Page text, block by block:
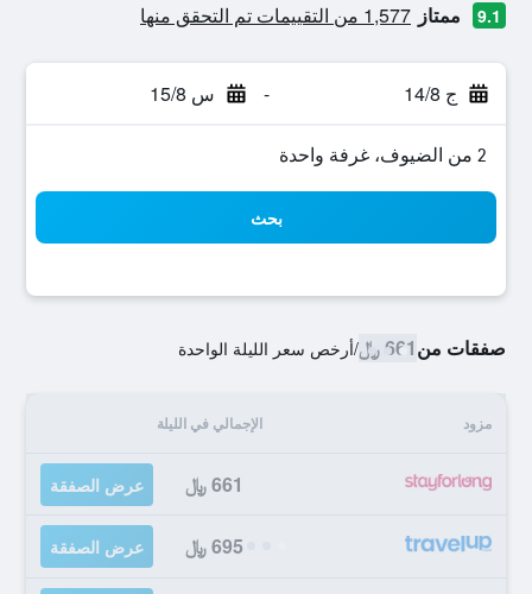
9.1 ممتاز 1,577 من التقييمات تم التحقق منها
ج 14/8 - س 15/8
2 من الضيوف، غرفة واحدة
بحث
صفقات من661 ﷼ /أرخص سعر الليلة الواحدة
مزود الإجمالي في الليلة
661 ﷼ عرض الصفقة
695 ﷼ عرض الصفقة